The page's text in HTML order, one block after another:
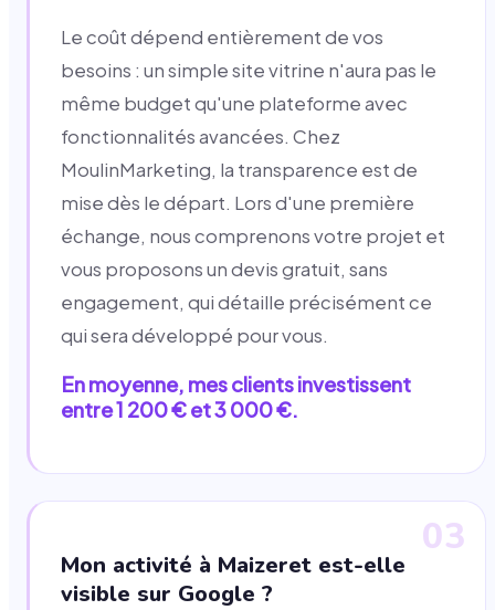
Le coût dépend entièrement de vos
besoins : un simple site vitrine n'aura pas le
même budget qu'une plateforme avec
fonctionnalités avancées. Chez
MoulinMarketing, la transparence est de
mise dès le départ. Lors d'une première
échange, nous comprenons votre projet et
vous proposons un devis gratuit, sans
engagement, qui détaille précisément ce
qui sera développé pour vous.
En moyenne, mes clients investissent
entre 1 200 € et 3 000 €.
03
Mon activité à Maizeret est-elle
visible sur Google ?